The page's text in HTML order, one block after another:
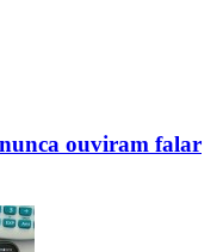
ouviram falar